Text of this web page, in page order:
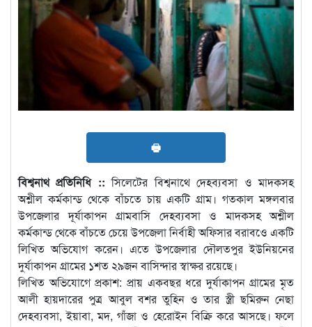
🖶
বিশ্বনাথ প্রতিনিধি :: সিলেটের বিশ্বনাথে দেহব্যবসা ও মাদকসহ
অশ্লীল কর্মকান্ড থেকে বাঁচতে চায় একটি গ্রাম। গতকাল মঙ্গলবার
উপজেলার দূর্যাকাপন গ্রামবাসি দেহব্যবসা ও মাদকসহ অশ্লীল
কর্মকান্ড থেকে বাঁচতে চেয়ে উপজেলা নির্বাহী অফিসার বরাবওে একটি
লিখিত অভিযোগ করেন। এতে উপজেলার দৌলতপুর ইউনিয়নের
দুর্যাকাপন গ্রামের ১শত ২৯জন বাসিন্দার স্বাক্ষর রয়েছে।
লিখিত অভিযোগে প্রকাশ: প্রায় একবছর ধরে দুর্যাকাপন গ্রামের মৃত
আলী হায়দারের পুত্র আবুল বশর তুহিন ও তার স্ত্রী ছমিরুন নেছা
দেহব্যবসা, ইয়াবা, মদ, গাঁজা ও হেরোইন বিক্রি করে আসছে। ফলে